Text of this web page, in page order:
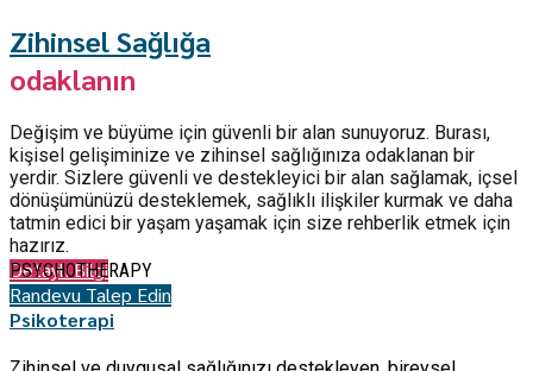
Zihinsel Sağlığa
odaklanın
Değişim ve büyüme için güvenli bir alan sunuyoruz. Burası,
kişisel gelişiminize ve zihinsel sağlığınıza odaklanan bir
yerdir. Sizlere güvenli ve destekleyici bir alan sağlamak, içsel
dönüşümünüzü desteklemek, sağlıklı ilişkiler kurmak ve daha
tatmin edici bir yaşam yaşamak için size rehberlik etmek için
hazırız.
Detaylı Bilgi
Randevu Talep Edin
PSYCHOTHERAPY
Psikoterapi